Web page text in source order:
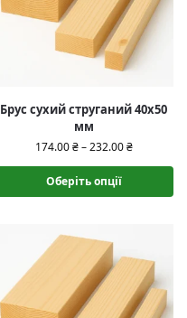
Брус сухий струганий 40х50
мм
174.00₴ – 232.00₴
Оберіть опції